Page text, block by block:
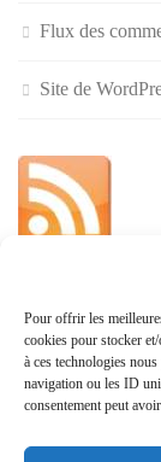
Pour offrir les
cookies pour stocker
à ces technologies
navigation ou les ID
consentement peut
Flux des
Site de
»
Politique de